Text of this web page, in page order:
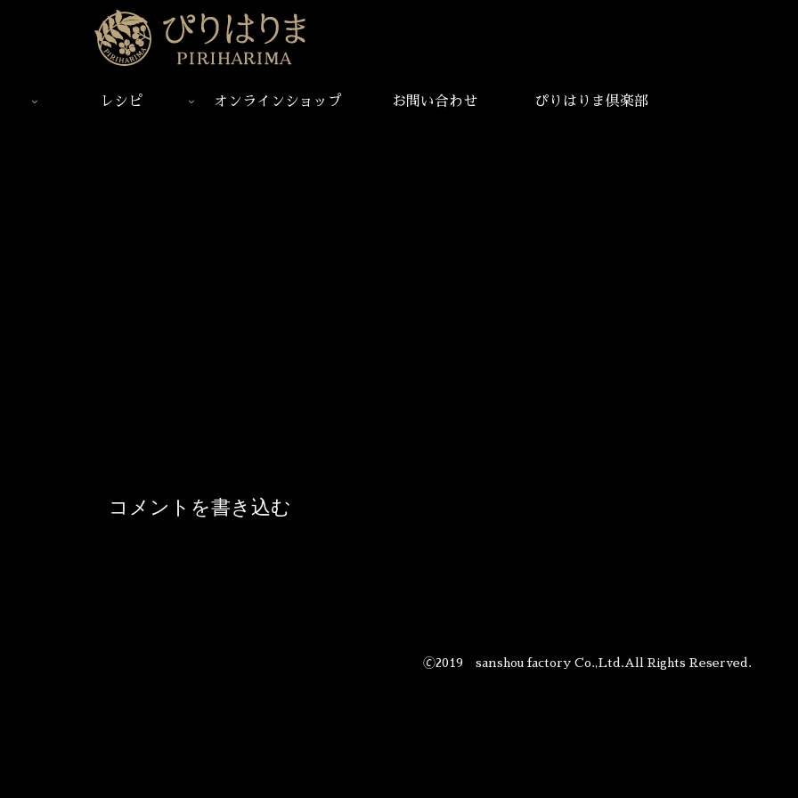
レシピ オンラインショップ お問い合わせ ぴりはりま倶楽部
コメントを書き込む
🄫2019 sanshou factory Co.,Ltd.All Rights Reserved.